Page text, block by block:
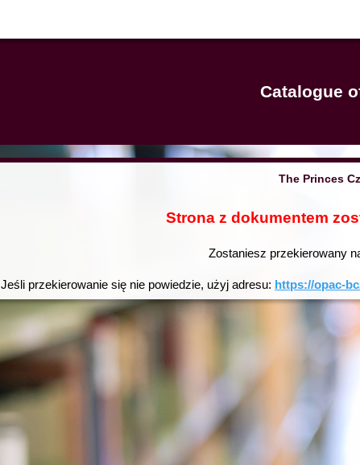
Catalogue
The Princes
Strona z dokumentem
Zostaniesz przekierowany
Jeśli przekierowanie się nie powiedzie, użyj adresu: https://opac-